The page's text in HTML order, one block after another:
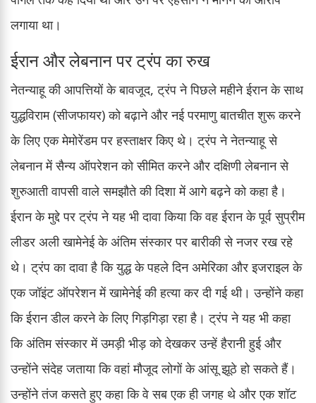
लगाया था।
ईरान और लेबनान पर ट्रंप का रुख
नेतन्याहू की आपत्तियों के बावजूद, ट्रंप ने पिछले महीने ईरान के साथ
युद्धविराम (सीजफायर) को बढ़ाने और नई परमाणु बातचीत शुरू करने
के लिए एक मेमोरेंडम पर हस्ताक्षर किए थे। ट्रंप ने नेतन्याहू से
लेबनान में सैन्य ऑपरेशन को सीमित करने और दक्षिणी लेबनान से
शुरुआती वापसी वाले समझौते की दिशा में आगे बढ़ने को कहा है।
ईरान के मुद्दे पर ट्रंप ने यह भी दावा किया कि वह ईरान के पूर्व सुप्रीम
लीडर अली खामेनेई के अंतिम संस्कार पर बारीकी से नजर रख रहे
थे। ट्रंप का दावा है कि युद्ध के पहले दिन अमेरिका और इजराइल के
एक जॉइंट ऑपरेशन में खामेनेई की हत्या कर दी गई थी। उन्होंने कहा
कि ईरान डील करने के लिए गिड़गिड़ा रहा है। ट्रंप ने यह भी कहा
कि अंतिम संस्कार में उमड़ी भीड़ को देखकर उन्हें हैरानी हुई और
उन्होंने संदेह जताया कि वहां मौजूद लोगों के आंसू झूठे हो सकते हैं।
उन्होंने तंज कसते हुए कहा कि वे सब एक ही जगह थे और एक शॉट